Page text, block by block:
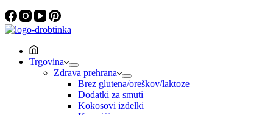
Trgovina
Zdrava prehrana
Brez glutena/oreškov/laktoze
Dodatki za smuti
Kokosovi izdelki